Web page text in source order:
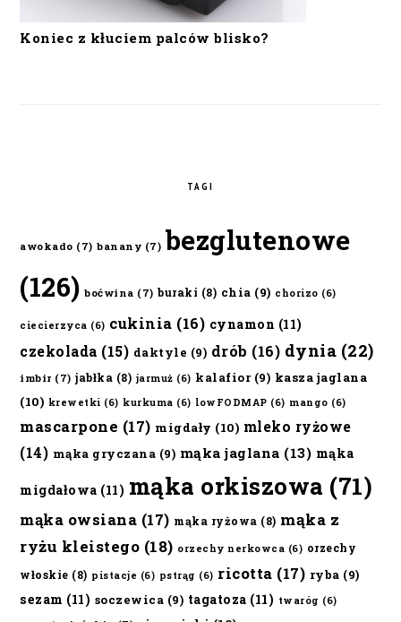
Koniec z kłuciem palców blisko?
TAGI
awokado (7) banany (7) bezglutenowe
(126) boćwina (7) buraki (8) chia (9) chorizo (6)
ciecierzyca (6) cukinia (16) cynamon (11)
czekolada (15) daktyle (9) drób (16) dynia (22)
imbir (7) jabłka (8) jarmuż (6) kalafior(9) kasza jaglana
(10) krewetki (6) kurkuma (6) lowFODMAP (6) mango (6)
mascarpone (17) migdały (10) mleko ryżowe
(14) mąka gryczana (9) mąka jaglana (13) mąka
migdałowa (11) mąka orkiszowa (71)
mąka owsiana (17) mąka ryżowa (8) mąka z
ryżu kleistego (18) orzechy nerkowca (6) orzechy
włoskie (8) pistacje (6) pstrąg (6) ricotta (17) ryba (9)
sezam (11) soczewica (9) tagatoza (11) twaróg (6)